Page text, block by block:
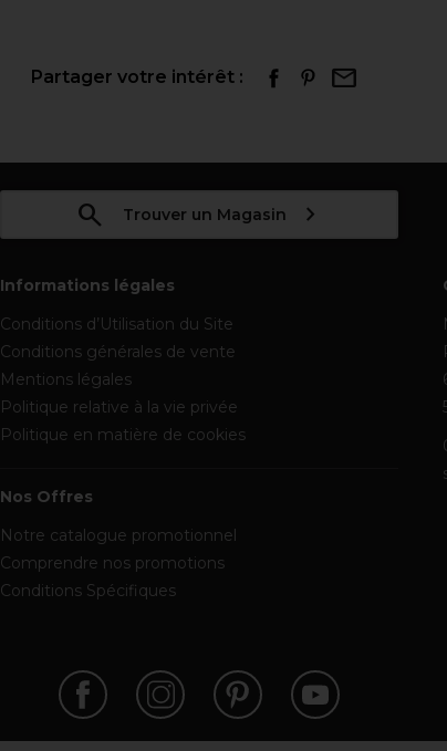
Partager votre intérêt :
Trouver un Magasin
Informations légales
Conditions d’Utilisation du Site
Conditions générales de vente
Mentions légales
Politique relative à la vie privée
Politique en matière de cookies
Nos Offres
Notre catalogue promotionnel
Comprendre nos promotions
Conditions Spécifiques